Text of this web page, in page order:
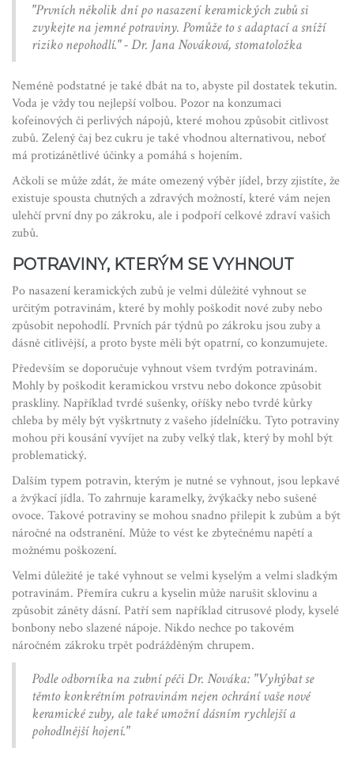
"Prvních několik dní po nasazení keramických zubů si
zvykejte na jemné potraviny. Pomůže to s adaptací a sníží
riziko nepohodlí." - Dr. Jana Nováková, stomatoložka
Neméně podstatné je také dbát na to, abyste pil dostatek tekutin.
Voda je vždy tou nejlepší volbou. Pozor na konzumaci
kofeinových či perlivých nápojů, které mohou způsobit citlivost
zubů. Zelený čaj bez cukru je také vhodnou alternativou, neboť
má protizánětlivé účinky a pomáhá s hojením.
Ačkoli se může zdát, že máte omezený výběr jídel, brzy zjistíte, že
existuje spousta chutných a zdravých možností, které vám nejen
ulehčí první dny po zákroku, ale i podpoří celkové zdraví vašich
zubů.
POTRAVINY, KTERÝM SE VYHNOUT
Po nasazení keramických zubů je velmi důležité vyhnout se
určitým potravinám, které by mohly poškodit nové zuby nebo
způsobit nepohodlí. Prvních pár týdnů po zákroku jsou zuby a
dásně citlivější, a proto byste měli být opatrní, co konzumujete.
Především se doporučuje vyhnout všem tvrdým potravinám.
Mohly by poškodit keramickou vrstvu nebo dokonce způsobit
praskliny. Například tvrdé sušenky, oříšky nebo tvrdé kůrky
chleba by měly být vyškrtnuty z vašeho jídelníčku. Tyto potraviny
mohou při kousání vyvíjet na zuby velký tlak, který by mohl být
problematický.
Dalším typem potravin, kterým je nutné se vyhnout, jsou lepkavé
a žvýkací jídla. To zahrnuje karamelky, žvýkačky nebo sušené
ovoce. Takové potraviny se mohou snadno přilepit k zubům a být
náročné na odstranění. Může to vést ke zbytečnému napětí a
možnému poškození.
Velmi důležité je také vyhnout se velmi kyselým a velmi sladkým
potravinám. Přemíra cukru a kyselin může narušit sklovinu a
způsobit záněty dásní. Patří sem například citrusové plody, kyselé
bonbony nebo slazené nápoje. Nikdo nechce po takovém
náročném zákroku trpět podrážděným chrupem.
Podle odborníka na zubní péči Dr. Nováka: "Vyhýbat se
těmto konkrétním potravinám nejen ochrání vaše nové
keramické zuby, ale také umožní dásním rychlejší a
pohodlnější hojení."